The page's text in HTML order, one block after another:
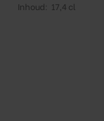
Inhoud: 17,4 cl